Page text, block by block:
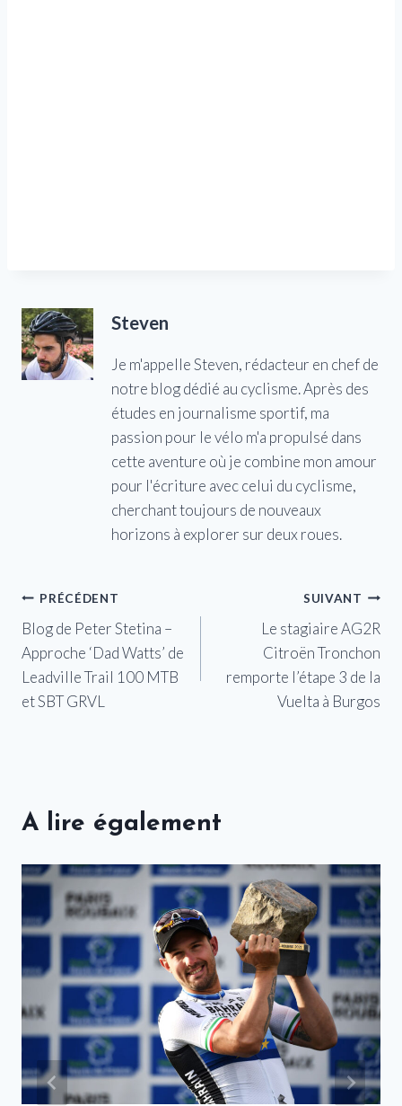
Steven
Je m'appelle Steven, rédacteur en chef de
notre blog dédié au cyclisme. Après des
études en journalisme sportif, ma
passion pour le vélo m'a propulsé dans
cette aventure où je combine mon amour
pour l'écriture avec celui du cyclisme,
cherchant toujours de nouveaux
horizons à explorer sur deux roues.
Navigation
de
l’article
PRÉCÉDENT
Blog de Peter Stetina –
Approche ‘Dad Watts’ de
Leadville Trail 100 MTB
et SBT GRVL
SUIVANT
Le stagiaire AG2R
Citroën Tronchon
remporte l’étape 3 de la
Vuelta à Burgos
A lire également